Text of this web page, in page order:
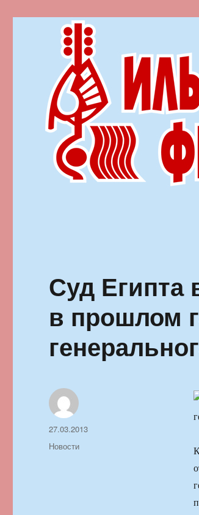
Суд Египта
в прошлом
Автор
Опубликовано
27.03.2013
Рубрики
Новости